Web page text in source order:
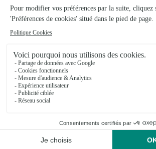
Giverny le Jardin
Le Havre
★★★★★3.5 (16)
Avenue Paul Verlaine
Voir la boutique